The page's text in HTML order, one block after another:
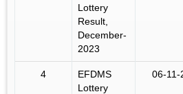
Lottery
Result,
December-
2023
4
EFDMS
Lottery
06-11-